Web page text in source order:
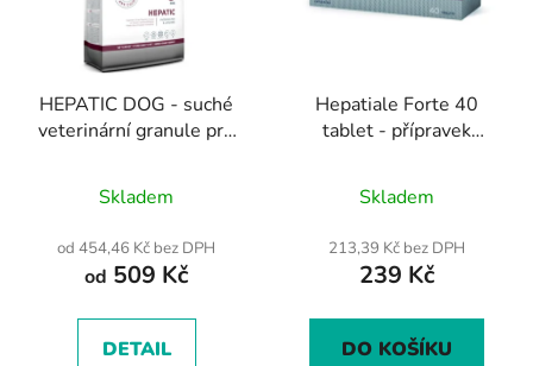
HEPATIC DOG - suché
veterinární granule pro
hodnocení
produktu
je
z
Skladem
od 454,46 Kč bez DPH
od 509 Kč
DETAIL
Hepatiale Forte 40
tablet - přípravek
pro psy i kočky
Skladem
213,39 Kč bez DPH
239 Kč
DO KOŠÍKU